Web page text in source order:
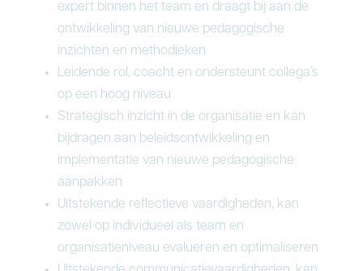
expert binnen het team en draagt bij aan de
ontwikkeling van nieuwe pedagogische
inzichten en methodieken
Leidende rol, coacht en ondersteunt collega’s
op een hoog niveau
Strategisch inzicht in de organisatie en kan
bijdragen aan beleidsontwikkeling en
implementatie van nieuwe pedagogische
aanpakken
Uitstekende reflectieve vaardigheden, kan
zowel op individueel als team en
organisatieniveau evalueren en optimaliseren